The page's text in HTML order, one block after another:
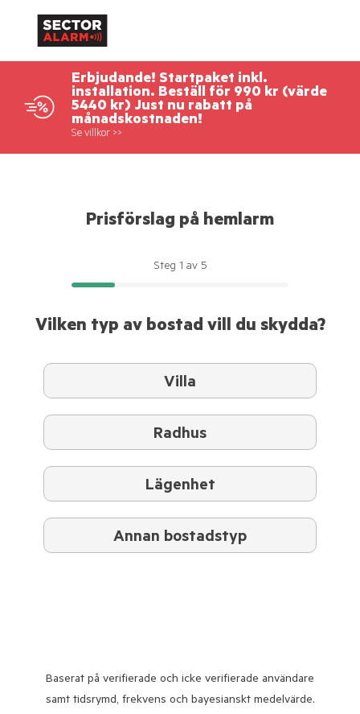
Erbjudande! Startpaket inkl.
installation. Beställ för 990 kr (värde
5440 kr) Just nu rabatt på
månadskostnaden!
Se villkor >>
Prisförslag på hemlarm
Steg 1 av 5
Vilken typ av bostad vill du skydda?
Villa
Radhus
Lägenhet
Annan bostadstyp
Baserat på verifierade och icke verifierade användare
samt tidsrymd, frekvens och bayesianskt medelvärde.